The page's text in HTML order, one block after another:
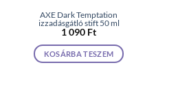
AXE Dark Temptation
izzadásgátló stift 50 ml
1 090 Ft
KOSÁRBA TESZEM